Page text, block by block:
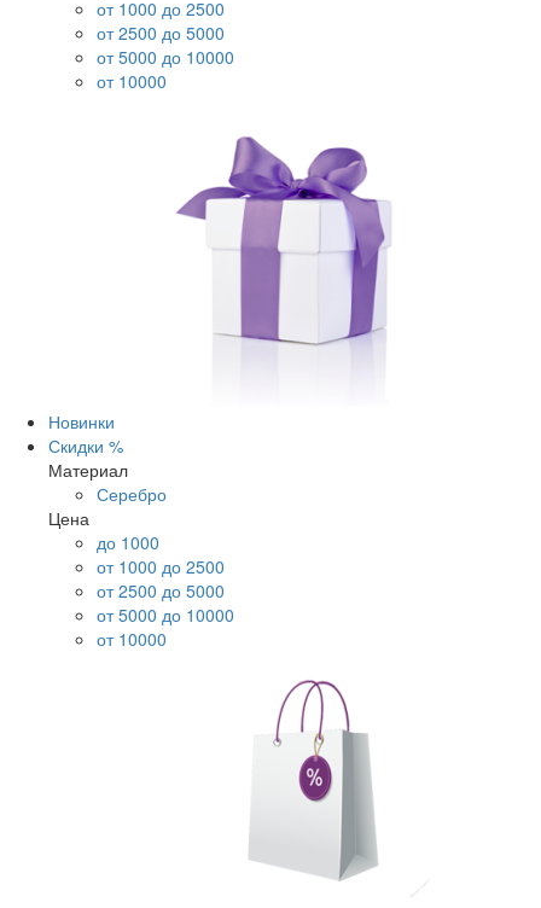
от 1000 до 2500
от 2500 до 5000
от 5000 до 10000
от 10000
Новинки
Скидки %
Материал
Серебро
Цена
до 1000
от 1000 до 2500
от 2500 до 5000
от 5000 до 10000
от 10000